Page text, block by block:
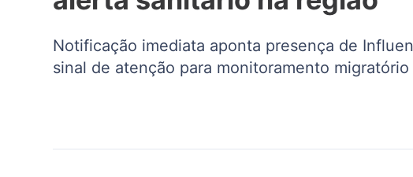
Notificação imediata aponta presença de
sinal de atenção para monitoramento